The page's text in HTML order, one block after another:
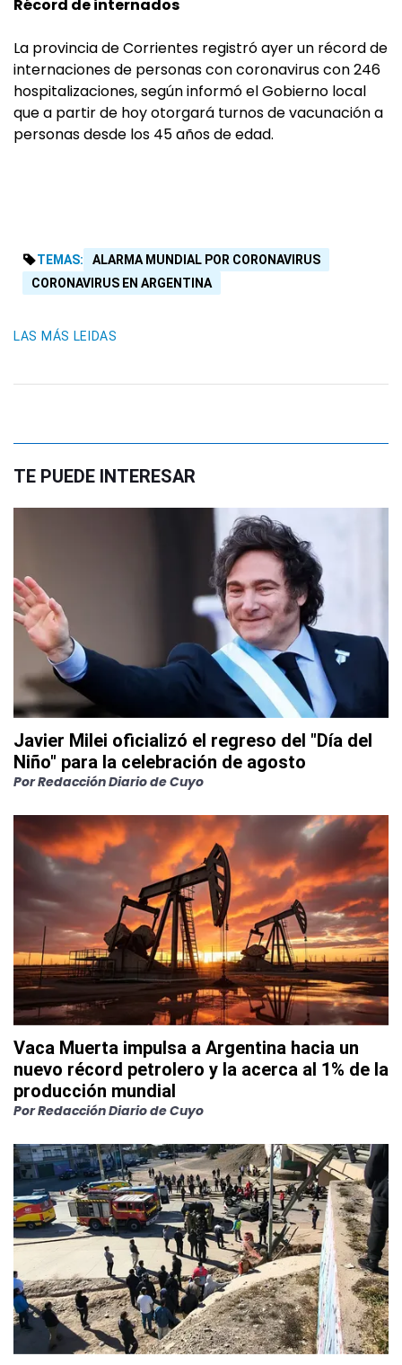
Récord de internados
La provincia de Corrientes registró ayer un récord de
internaciones de personas con coronavirus con 246
hospitalizaciones, según informó el Gobierno local
que a partir de hoy otorgará turnos de vacunación a
personas desde los 45 años de edad.
TEMAS:
ALARMA MUNDIAL POR CORONAVIRUS
CORONAVIRUS EN ARGENTINA
LAS MÁS LEIDAS
TE PUEDE INTERESAR
Javier Milei oficializó el regreso del "Día del
Niño" para la celebración de agosto
PorRedacción Diario de Cuyo
Vaca Muerta impulsa a Argentina hacia un
nuevo récord petrolero y la acerca al 1% de la
producción mundial
PorRedacción Diario de Cuyo